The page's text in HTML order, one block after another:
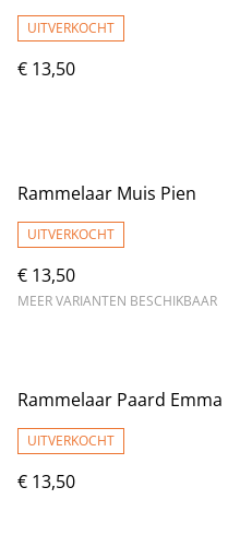
UITVERKOCHT
€ 13,50
Rammelaar Muis Pien
UITVERKOCHT
€ 13,50
MEER VARIANTEN BESCHIKBAAR
Rammelaar Paard Emma
UITVERKOCHT
€ 13,50